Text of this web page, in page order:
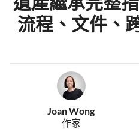
流程、文件、
Joan Wong
作家